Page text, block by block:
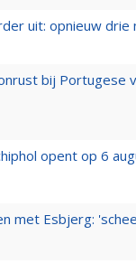
uit: opnieuw drie
bij Portugese
opent op 6
met Esbjerg: